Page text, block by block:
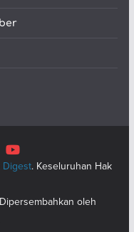
Digest. Keseluruhan Hak
oleh